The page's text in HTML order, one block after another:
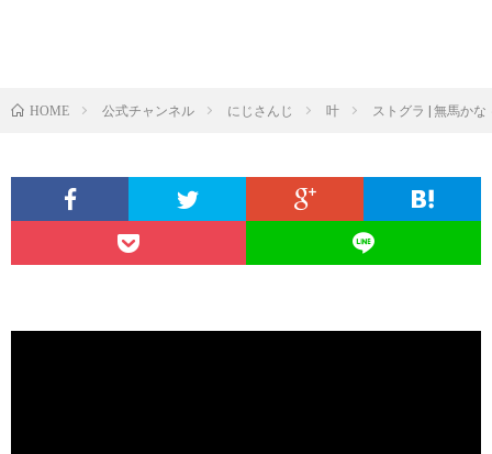
HOME 公式チャンネル にじさんじ 叶 ストグラ | 無馬か